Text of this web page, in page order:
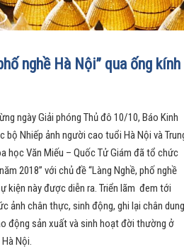
nghề Hà Nội” qua ống kính
ngày Giải phóng Thủ đô 10/10, Báo Kinh
bộ Nhiếp ảnh người cao tuổi Hà Nội và
học Văn Miếu – Quốc Tử Giám đã tổ chức
2018” với chủ đề “Làng Nghề, phố nghề
kiện này được diễn ra. Triển lãm đem tới
ảnh chân thực, sinh động, ghi lại chân dung
động sản xuất và sinh hoạt đời thường ở
Nội.